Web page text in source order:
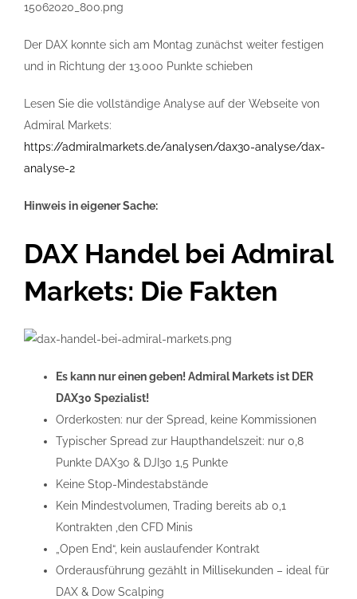
Der DAX konnte sich am Montag zunächst weiter festigen
und in Richtung der 13.000 Punkte schieben
Lesen Sie die vollständige Analyse auf der Webseite von
Admiral Markets:
https://admiralmarkets.de/analysen/dax30-analyse/dax-
analyse-2
Hinweis in eigener Sache:
DAX Handel bei Admiral
Markets: Die Fakten
Es kann nur einen geben! Admiral Markets ist DER
DAX30 Spezialist!
Orderkosten: nur der Spread, keine Kommissionen
Typischer Spread zur Haupthandelszeit: nur 0,8
Punkte DAX30 & DJI30 1,5 Punkte
Keine Stop-Mindestabstände
Kein Mindestvolumen, Trading bereits ab 0,1
Kontrakten ,den CFD Minis
„Open End“, kein auslaufender Kontrakt
Orderausführung gezählt in Millisekunden – ideal für
DAX & Dow Scalping